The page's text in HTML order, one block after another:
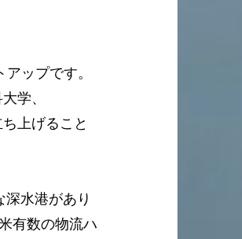
ップです。
学、
上げること
水港があり
有数の物流ハ